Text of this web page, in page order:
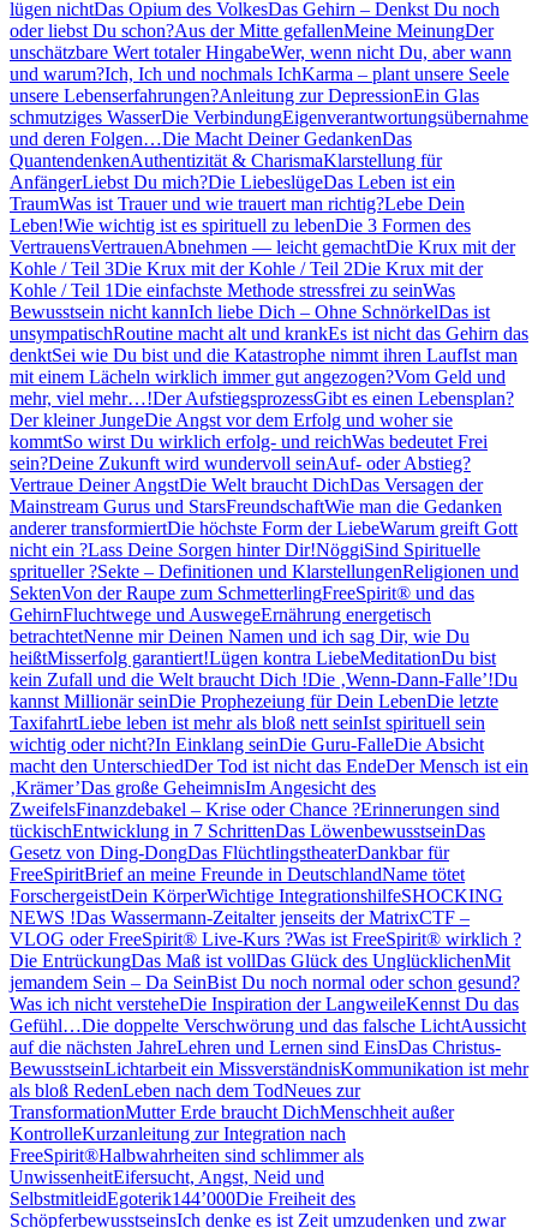
lügen nichtDas Opium des VolkesDas Gehirn – Denkst Du noch
oder liebst Du schon?Aus der Mitte gefallenMeine MeinungDer
unschätzbare Wert totaler HingabeWer, wenn nicht Du, aber wann
und warum?Ich, Ich und nochmals IchKarma – plant unsere Seele
unsere Lebenserfahrungen?Anleitung zur DepressionEin Glas
schmutziges WasserDie VerbindungEigenverantwortungsübernahme
und deren Folgen…Die Macht Deiner GedankenDas
QuantendenkenAuthentizität & CharismaKlarstellung für
AnfängerLiebst Du mich?Die LiebeslügeDas Leben ist ein
TraumWas ist Trauer und wie trauert man richtig?Lebe Dein
Leben!Wie wichtig ist es spirituell zu lebenDie 3 Formen des
VertrauensVertrauenAbnehmen — leicht gemachtDie Krux mit der
Kohle / Teil 3Die Krux mit der Kohle / Teil 2Die Krux mit der
Kohle / Teil 1Die einfachste Methode stressfrei zu seinWas
Bewusstsein nicht kannIch liebe Dich – Ohne SchnörkelDas ist
unsympatischRoutine macht alt und krankEs ist nicht das Gehirn das
denktSei wie Du bist und die Katastrophe nimmt ihren LaufIst man
mit einem Lächeln wirklich immer gut angezogen?Vom Geld und
mehr, viel mehr…!Der AufstiegsprozessGibt es einen Lebensplan?
Der kleiner JungeDie Angst vor dem Erfolg und woher sie
kommtSo wirst Du wirklich erfolg- und reichWas bedeutet Frei
sein?Deine Zukunft wird wundervoll seinAuf- oder Abstieg?
Vertraue Deiner AngstDie Welt braucht DichDas Versagen der
Mainstream Gurus und StarsFreundschaftWie man die Gedanken
anderer transformiertDie höchste Form der LiebeWarum greift Gott
nicht ein ?Lass Deine Sorgen hinter Dir!NöggiSind Spirituelle
spritueller ?Sekte – Definitionen und KlarstellungenReligionen und
SektenVon der Raupe zum SchmetterlingFreeSpirit® und das
GehirnFluchtwege und AuswegeErnährung energetisch
betrachtetNenne mir Deinen Namen und ich sag Dir, wie Du
heißtMisserfolg garantiert!Lügen kontra LiebeMeditationDu bist
kein Zufall und die Welt braucht Dich !Die ‚Wenn-Dann-Falle’!Du
kannst Millionär seinDie Prophezeiung für Dein LebenDie letzte
TaxifahrtLiebe leben ist mehr als bloß nett seinIst spirituell sein
wichtig oder nicht?In Einklang seinDie Guru-FalleDie Absicht
macht den UnterschiedDer Tod ist nicht das EndeDer Mensch ist ein
‚Krämer’Das große GeheimnisIm Angesicht des
ZweifelsFinanzdebakel – Krise oder Chance ?Erinnerungen sind
tückischEntwicklung in 7 SchrittenDas LöwenbewusstseinDas
Gesetz von Ding-DongDas FlüchtlingstheaterDankbar für
FreeSpiritBrief an meine Freunde in DeutschlandName tötet
ForschergeistDein KörperWichtige IntegrationshilfeSHOCKING
NEWS !Das Wassermann-Zeitalter jenseits der MatrixCTF –
VLOG oder FreeSpirit® Live-Kurs ?Was ist FreeSpirit® wirklich ?
Die EntrückungDas Maß ist vollDas Glück des UnglücklichenMit
jemandem Sein – Da SeinBist Du noch normal oder schon gesund?
Was ich nicht versteheDie Inspiration der LangweileKennst Du das
Gefühl…Die doppelte Verschwörung und das falsche LichtAussicht
auf die nächsten JahreLehren und Lernen sind EinsDas Christus-
BewusstseinLichtarbeit ein MissverständnisKommunikation ist mehr
als bloß RedenLeben nach dem TodNeues zur
TransformationMutter Erde braucht DichMenschheit außer
KontrolleKurzanleitung zur Integration nach
FreeSpirit®Halbwahrheiten sind schlimmer als
UnwissenheitEifersucht, Angst, Neid und
SelbstmitleidEgoterik144’000Die Freiheit des
SchöpferbewusstseinsIch denke es ist Zeit umzudenken und zwar